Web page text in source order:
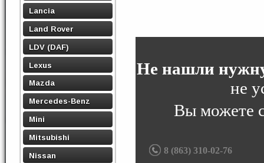
Lancia
Land Rover
LDV (DAF)
Lexus
Mazda
Mercedes-Benz
Mini
Mitsubishi
Nissan
Не нашли
не
Вы можете
8 (863) 310-02-76